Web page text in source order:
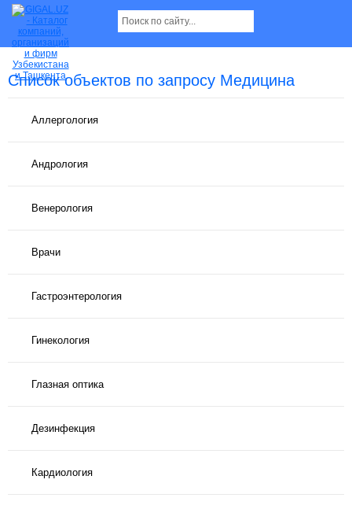
Список объектов по запросу Медицина
Аллергология
Андрология
Венерология
Врачи
Гастроэнтерология
Гинекология
Глазная оптика
Дезинфекция
Кардиология